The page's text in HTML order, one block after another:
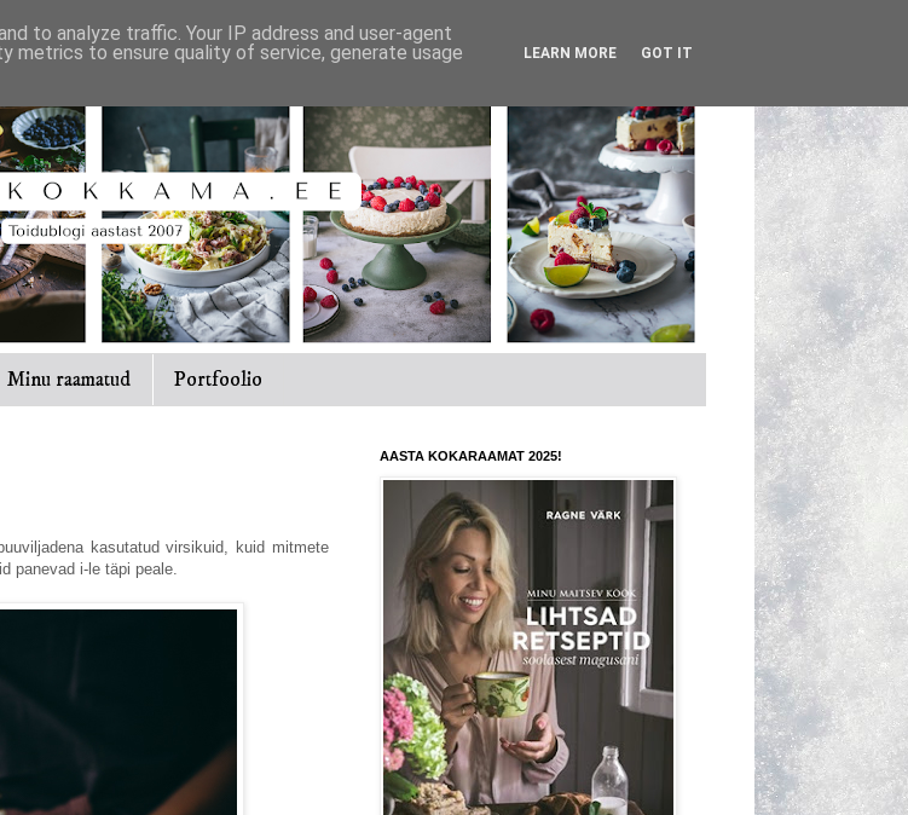
Minu raamatud Portfoolio
kasutatud virsikuid, kuid mitmete
panevad i-le täpi peale.
AASTA KOKARAAMAT 2025!
to analyze traffic. Your IP address and user-agent
metrics to ensure quality of service, generate usage
LEARN MORE GOT IT